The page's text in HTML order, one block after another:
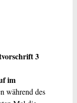
3
im
während des